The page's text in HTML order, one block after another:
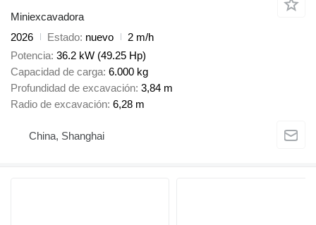
Miniexcavadora
2026
Estado nuevo
2 m/h
Potencia 36.2 kW (49.25 Hp)
Capacidad de carga 6.000 kg
Profundidad de excavación 3,84 m
Radio de excavación 6,28 m
China, Shanghai